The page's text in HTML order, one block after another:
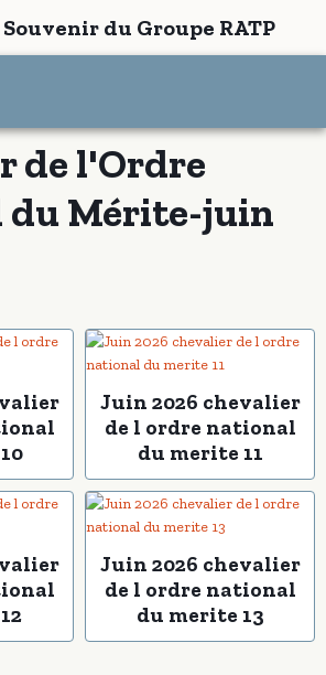
du Groupe RATP
de l'Ordre
du Mérite-juin
Juin 2026 chevalier
de l ordre national
du merite 11
Juin 2026 chevalier
de l ordre national
du merite 13